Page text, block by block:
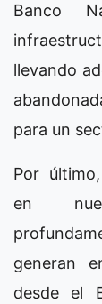
Banco
llevando
para un
Por
en
generan
desde el